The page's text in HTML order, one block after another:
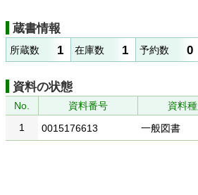
蔵書情報
所蔵数 1 在庫数 1 予約数 0
資料の状態
No. 資料番号 資料種
1
0015176613 一般図書